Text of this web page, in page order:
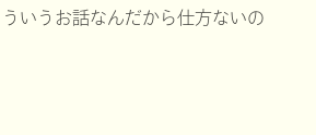
いうお話なんだから仕方ないの